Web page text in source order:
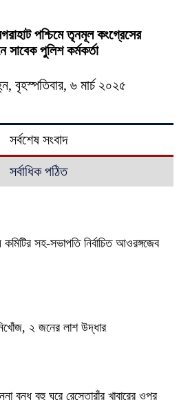
পশ্চিমে তৃনমূল কংগ্রেসের
সাবেক পুলিশ কর্মকর্তা
৬ মার্চ ২০২৫
সর্বশেষ সংবাদ
সর্বাধিক পঠিত
কমিটির সহ-সভাপতি নির্বাচিত আওরঙ্গজেব
২ জনের লাশ উদ্ধার
বন্ধ বহু ঘরে রেস্তোরাঁর খাবারের ওপর